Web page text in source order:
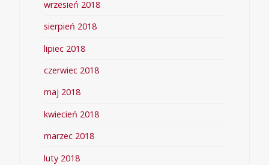
wrzesień 2018
sierpień 2018
lipiec 2018
czerwiec 2018
maj 2018
kwiecień 2018
marzec 2018
luty 2018